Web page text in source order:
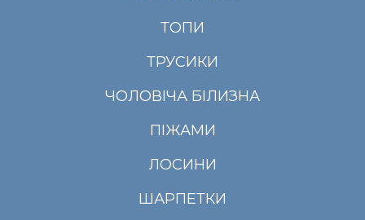
ТОПИ
ТРУСИКИ
ЧОЛОВІЧА БІЛИЗНА
ПІЖАМИ
ЛОСИНИ
ШАРПЕТКИ